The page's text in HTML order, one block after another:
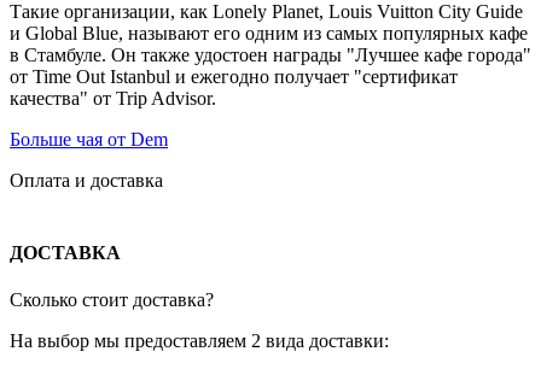
Такие организации, как Lonely Planet, Louis Vuitton City Guide
и Global Blue, называют его одним из самых популярных кафе
в Стамбуле. Он также удостоен награды "Лучшее кафе города"
от Time Out Istanbul и ежегодно получает "сертификат
качества" от Trip Advisor.
Больше чая от Dem
Оплата и доставка
ДОСТАВКА
Сколько стоит доставка?
На выбор мы предоставляем 2 вида доставки: